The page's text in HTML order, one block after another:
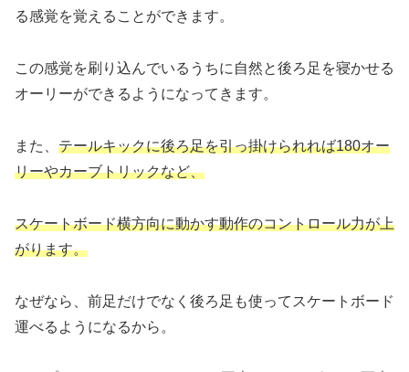
る感覚を覚えることができます。
この感覚を刷り込んでいるうちに自然と後ろ足を寝かせる
オーリーができるようになってきます。
また、 テールキックに後ろ足を引っ掛けられれば180オー
リーやカーブトリックなど、
スケートボード横方向に動かす動作のコントロール力が上
がります。
なぜなら、前足だけでなく後ろ足も使ってスケートボード
運べるようになるから。